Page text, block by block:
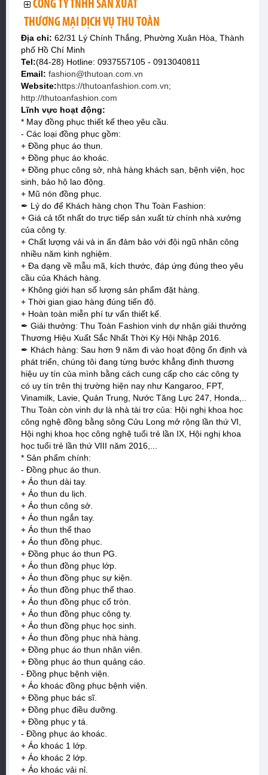
CÔNG TY TNHH SẢN XUẤT
THƯƠNG MẠI DỊCH VỤ THU TOÀN
Địa chỉ: 62/31 Lý Chính Thắng, Phường Xuân Hòa, Thành
phố Hồ Chí Minh
Tel:(84-28) Hotline: 0937557105 - 0913040811
Email: fashion@thutoan.com.vn
Website:https://thutoanfashion.com.vn;
http://thutoanfashion.com
Lĩnh vực hoạt động:
* May đồng phục thiết kế theo yêu cầu.
- Các loại đồng phục gồm:
+ Đồng phục áo thun.
+ Đồng phục áo khoác.
+ Đồng phục công sở, nhà hàng khách sạn, bệnh viện, học
sinh, bảo hộ lao động.
+ Mũ nón đồng phục.
✒ Lý do để Khách hàng chọn Thu Toàn Fashion:
+ Giá cả tốt nhất do trực tiếp sản xuất từ chính nhà xưởng
của công ty.
+ Chất lượng vải và in ấn đảm bảo với đội ngũ nhân công
nhiều năm kinh nghiệm.
+ Đa dạng về mẫu mã, kích thước, đáp ứng đúng theo yêu
cầu của Khách hàng.
+ Không giới hạn số lượng sản phẩm đặt hàng.
+ Thời gian giao hàng đúng tiến độ.
+ Hoàn toàn miễn phí tư vấn thiết kế.
✒ Giải thưởng: Thu Toàn Fashion vinh dự nhận giải thưởng
Thương Hiệu Xuất Sắc Nhất Thời Kỳ Hội Nhập 2016.
✒ Khách hàng: Sau hơn 9 năm đi vào hoạt động ổn định và
phát triển, chúng tôi đang từng bước khẳng định thương
hiệu uy tín của mình bằng cách cung cấp cho các công ty
có uy tín trên thị trường hiện nay như Kangaroo, FPT,
Vinamilk, Lavie, Quản Trung, Nước Tăng Lực 247, Honda,..
Thu Toàn còn vinh dự là nhà tài trợ của: Hội nghị khoa học
công nghệ đồng bằng sông Cửu Long mở rộng lần thứ VI,
Hội nghị khoa học công nghệ tuổi trẻ lần IX, Hội nghị khoa
học tuổi trẻ lần thứ VIII năm 2016,...
* Sản phẩm chính:
- Đồng phục áo thun.
+ Áo thun dài tay.
+ Áo thun du lịch.
+ Áo thun công sở.
+ Áo thun ngắn tay.
+ Áo thun thể thao
+ Áo thun đồng phục.
+ Đồng phục áo thun PG.
+ Áo thun đồng phục lớp.
+ Áo thun đồng phục sự kiện.
+ Áo thun đồng phục thể thao.
+ Áo thun đồng phục cổ tròn.
+ Áo thun đồng phục công ty.
+ Áo thun đồng phục học sinh.
+ Áo thun đồng phục nhà hàng.
+ Đồng phục áo thun nhân viên.
+ Đồng phục áo thun quảng cáo.
- Đồng phục bệnh viện.
+ Áo khoác đồng phục bệnh viện.
+ Đồng phục bác sĩ.
+ Đồng phục điều dưỡng.
+ Đồng phục y tá.
- Đồng phục áo khoác.
+ Áo khoác 1 lớp.
+ Áo khoác 2 lớp.
+ Áo khoác vải nỉ.